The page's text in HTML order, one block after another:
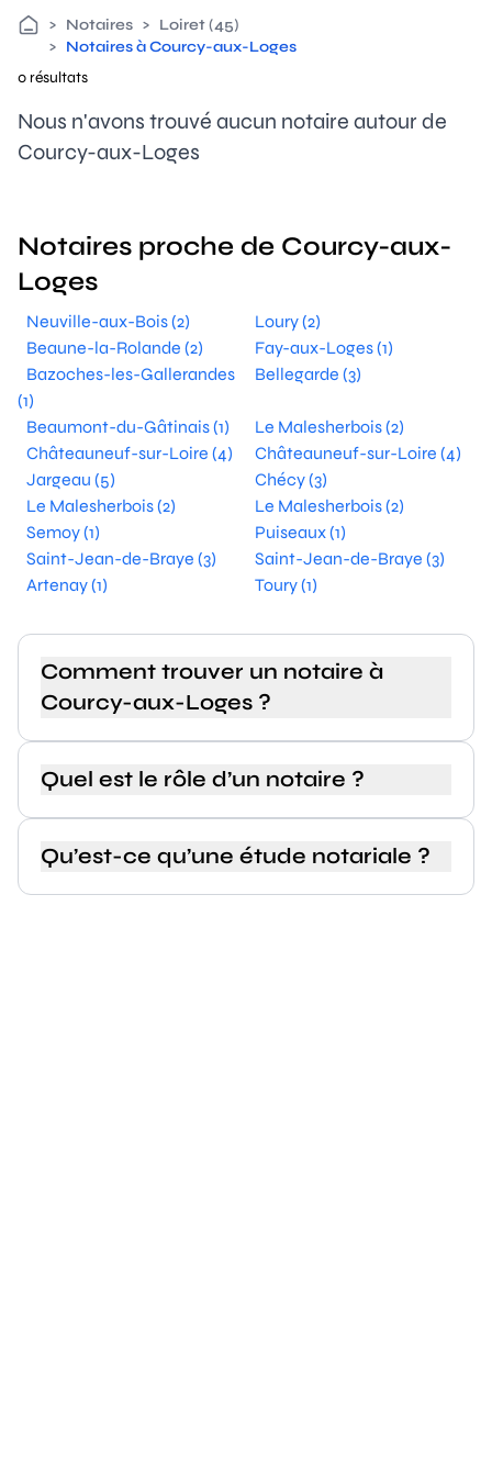
> Notaires > Loiret (45)
> Notaires à Courcy-aux-Loges
0 résultats
Nous n'avons trouvé aucun notaire autour de
Courcy-aux-Loges
Notaires proche de Courcy-aux-
Loges
Neuville-aux-Bois (2)
Loury (2)
Beaune-la-Rolande (2)
Fay-aux-Loges (1)
Bazoches-les-Gallerandes
(1)
Bellegarde (3)
Beaumont-du-Gâtinais (1)
Le Malesherbois (2)
Châteauneuf-sur-Loire (4)
Châteauneuf-sur-Loire (4)
Jargeau (5)
Chécy (3)
Le Malesherbois (2)
Le Malesherbois (2)
Semoy (1)
Puiseaux (1)
Saint-Jean-de-Braye (3)
Saint-Jean-de-Braye (3)
Artenay (1)
Toury (1)
Comment trouver un notaire à
Courcy-aux-Loges ?
Quel est le rôle d’un notaire ?
Qu’est-ce qu’une étude notariale ?